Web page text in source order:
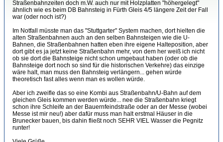
Straßenbahnzeiten doch m.W. auch nur mit Holzplatten "höhergelegt"
ähnlich wie es beim DB Bahnsteig in Fürth Gleis 4/5 längere Zeit der Fall
war (oder noch ist?)
Im Notfall müsste man das "Stuttgarter" System machen, dort hielten die
alten Straßenbahnen auch an den selben Bahnsteigen wie die U-
Bahnen, die Straßenbahnen hatten eben ihre eigene Halteposition, aber
dort gibt es ja jetzt keine Straßenbahn mehr, von dem her weiß ich nicht
ob sie dort die Bahnsteige nicht schon umgebaut haben (oder ob die
Bahnsteige dort noch so sind für die historischen Verkehre) das einzige
wäre halt, man muss den Bahnsteig verlängern... gehen würde
theoretisch fast alles wenn man es wollen würde.
Aber ich zweifle das so eine Kombi aus Straßenbahn/U-Bahn auf dem
gleichen Gleis kommen werden würde... nee die Straßenbahn kriegt
schon ihre Schleife an der Bauernfeindstraße oder an der Messe (wobei
Messe ist mir neu!) aber dafür muss man halt erstmal Häuser in die
Brunecker bauen, bis dahin fließt noch SEHR VIEL Wasser die Pegnitz
runter!